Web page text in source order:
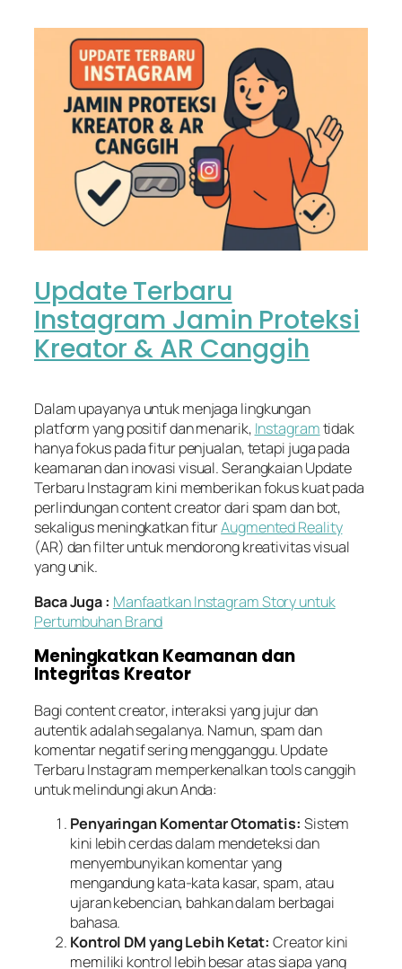
Update Terbaru
Instagram Jamin Proteksi
Kreator & AR Canggih
Dalam upayanya untuk menjaga lingkungan
platform yang positif dan menarik, Instagramtidak
hanya fokus pada fitur penjualan, tetapi juga pada
keamanan dan inovasi visual. Serangkaian Update
Terbaru Instagram kini memberikan fokus kuat pada
perlindungan content creator dari spam dan bot,
sekaligus meningkatkan fiturAugmented Reality
(AR) dan filter untuk mendorong kreativitas visual
yang unik.
Baca Juga : Manfaatkan Instagram Story untuk
Pertumbuhan Brand
Meningkatkan Keamanan dan
Integritas Kreator
Bagi content creator, interaksi yang jujur dan
autentik adalah segalanya. Namun, spam dan
komentar negatif sering mengganggu. Update
Terbaru Instagram memperkenalkan tools canggih
untuk melindungi akun Anda:
Penyaringan Komentar Otomatis: Sistem
kini lebih cerdas dalam mendeteksi dan
menyembunyikan komentar yang
mengandung kata-kata kasar, spam, atau
ujaran kebencian, bahkan dalam berbagai
bahasa.
Kontrol DM yang Lebih Ketat: Creator kini
memiliki kontrol lebih besar atas siapa yang